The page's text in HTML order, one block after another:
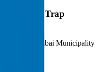
— Grease Trap
traps for Dubai Municipality